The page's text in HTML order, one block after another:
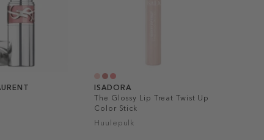
ISADORA
The Glossy Lip Treat Twist Up
Color Stick
Huulepulk